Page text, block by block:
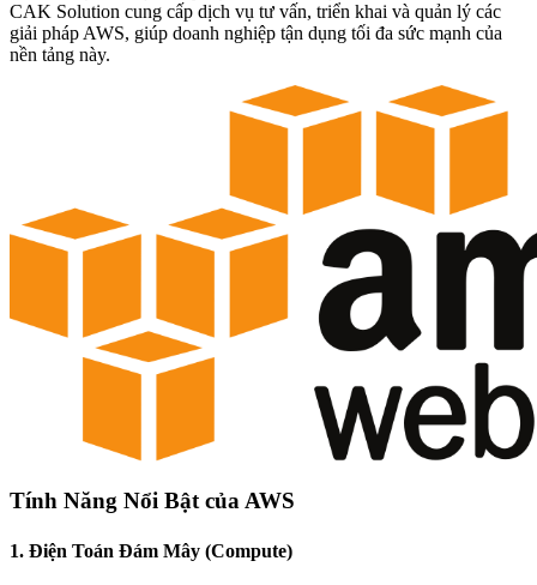
CAK Solution cung cấp dịch vụ tư vấn, triển khai và quản lý các
giải pháp AWS, giúp doanh nghiệp tận dụng tối đa sức mạnh của
nền tảng này.
Tính Năng Nổi Bật của AWS
1. Điện Toán Đám Mây (Compute)